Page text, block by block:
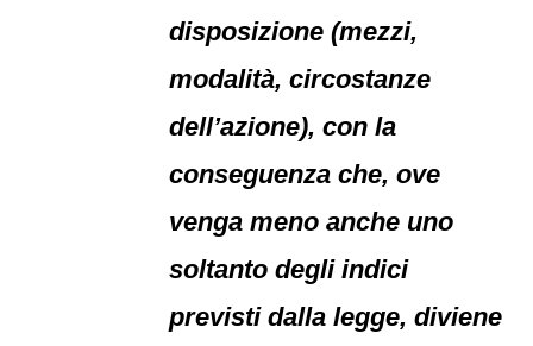
disposizione (mezzi,
modalità, circostanze
dell’azione), con la
conseguenza che, ove
venga meno anche uno
soltanto degli indici
previsti dalla legge, diviene